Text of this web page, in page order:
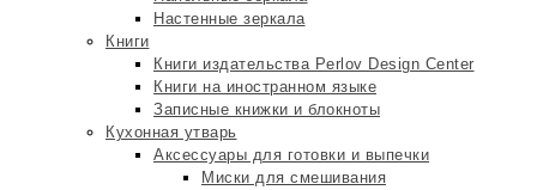
Настенные зеркала
Книги
Книги издательства Perlov Design Center
Книги на иностранном языке
Записные книжки и блокноты
Кухонная утварь
Аксессуары для готовки и выпечки
Миски для смешивания